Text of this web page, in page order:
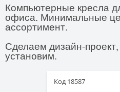
Компьютерные кресла
офиса. Минимальные
ассортимент.
Сделаем дизайн-
установим.
Код 18587